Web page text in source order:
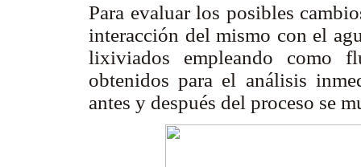
Para evaluar los posibles
interacción del mismo con el
lixiviados empleando como
obtenidos para el análisis
antes y después del proceso se